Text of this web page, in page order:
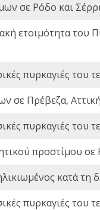
σε Ρόδο και
ετοιμότητα
πυρκαγιές
σε Πρέβεζα,
πυρκαγιές
προστίμου
κατά
πυρκαγιές